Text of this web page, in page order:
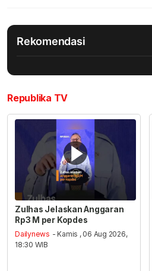
Rekomendasi
Republika TV
Zulhas Jelaskan Anggaran
Rp3 M per Kopdes
Dailynews - Kamis , 06 Aug 2026,
18:30 WIB